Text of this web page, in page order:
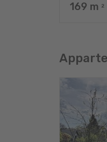
169 m 2